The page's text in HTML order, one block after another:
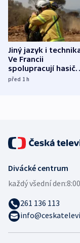
Jiný jazyk i
Ve Francii
spolupracují hasiči
různých zemí
před 1h
Divácké centrum
každý všední den:
261 136 113